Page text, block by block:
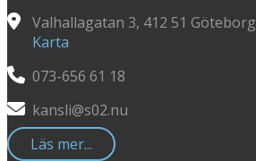
Valhallagatan 3, 412 51 Göteborg
Karta
073-656 61 18
kansli@s02.nu
Läs mer...